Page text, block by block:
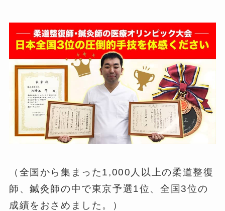
（全国から集まった1,000人以上の柔道整復
師、鍼灸師の中で東京予選1位、全国3位の
成績をおさめました。）